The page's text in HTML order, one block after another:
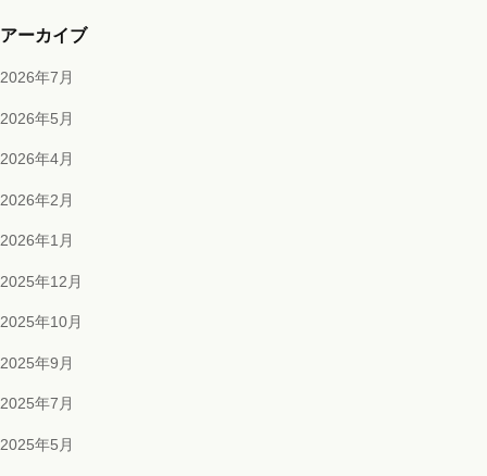
アーカイブ
2026年7月
2026年5月
2026年4月
2026年2月
2026年1月
2025年12月
2025年10月
2025年9月
2025年7月
2025年5月